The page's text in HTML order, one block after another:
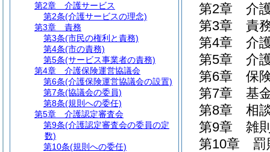
第2章
介
第3章
責
第4章
介
第5章
介
第6章
保
第7章
基
第8章
相
第9章
雑
第10章
罰
第2章
介護サービス
第2条(介護サービスの理念)
第3章
責務
第3条(市民の権利と責務)
第4条(市の責務)
第5条(サービス事業者の責務)
第4章
介護保険運営協議会
第6条(介護保険運営協議会の設置)
第7条(協議会の委員)
第8条(規則への委任)
第5章
介護認定審査会
第9条(介護認定審査会の委員の定
数)
第10条(規則への委任)